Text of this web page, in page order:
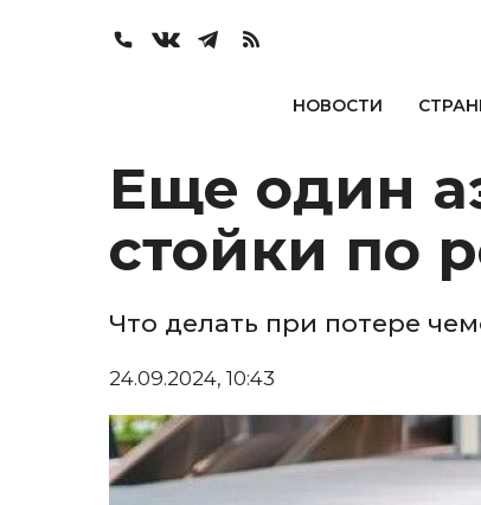
НОВОСТИ
Еще один
стойки по
Что делать при потере
24.09.2024, 10:43